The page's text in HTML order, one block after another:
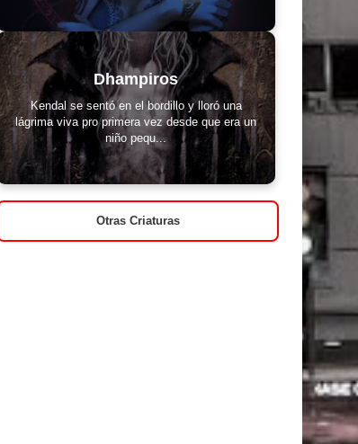
Dhampiros
Kendal se sentó en el bordillo y lloró una
lágrima viva pro primera vez desde que era un
niño pequ...
Otras Criaturas